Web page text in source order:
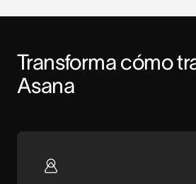
Transforma cómo
Asana